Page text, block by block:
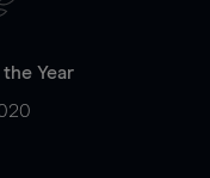
Year